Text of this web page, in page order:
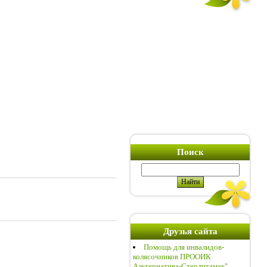
Поиск
Друзья сайта
Помощь для инвалидов-
колясочников ПРООИК